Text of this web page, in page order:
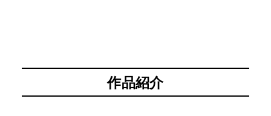
作品紹介